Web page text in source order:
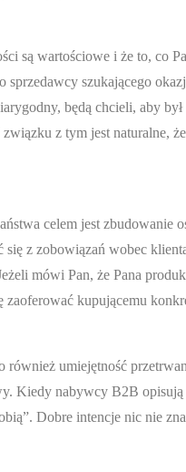
są wartościowe i że to, co
sprzedawcy szukającego
będą chcieli, aby
z tym jest naturalne,
celem jest zbudowanie
z zobowiązań wobec
mówi Pan, że Pana
kupującemu
również umiejętność
Kiedy nabywcy B2B
Dobre intencje nic nie